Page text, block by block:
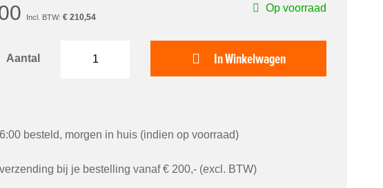
€ 210,54
Op voorraad
Aantal In Winkelwagen
besteld, morgen in huis (indien op voorraad)
bij je bestelling vanaf € 200,- (excl. BTW)